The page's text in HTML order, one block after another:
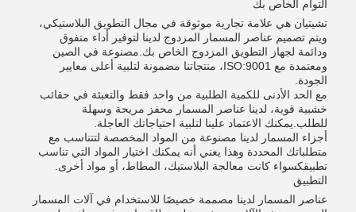
التوأم الخاص بك
تشيتيان هي علامة تجارية موثوقة في مجال التطويق البلاستيكي،
ويتم تصميم عناصر المسمار المزدوج لدينا لتوفير أداء متفوق
ودائمة لجهاز التطويق المزدوج الخاص بك.مصنوعة في الصين
ومعتمدة مع ISO:9001، منتجاتنا مضمونة لتلبية أعلى معايير
الجودة.
مع الحد الأدنى للكمية الطلبية من واحد فقط والتعبئة في حقائب
خشبية قوية، لدينا عناصر المسمار محفز مريحة وسهلة
للطلب.يمكنك الاعتماد علينا لتلبية احتياجاتك العاجلة.
أجزاء المسمار لدينا مصنوعة من المواد المخصصة لتتناسب مع
متطلباتك المحددة وهذا يعني أنه يمكنك اختيار المواد التي تناسب
تطبيقكسواء كانت معالجة البلاستيك، المطاط، أو مواد أخرى.
التطبيق
عناصر المسمار لدينا مصممة خصيصًا للاستخدام في آلات المسمار